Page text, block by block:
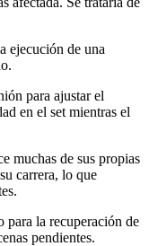
ejecución de una
para ajustar el
en el set mientras el
muchas de sus propias
carrera, lo que
para la recuperación de
pendientes.